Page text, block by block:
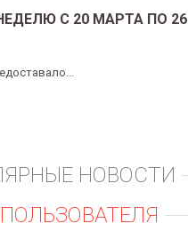
С 20 МАРТА ПО 26
НОВОСТИ